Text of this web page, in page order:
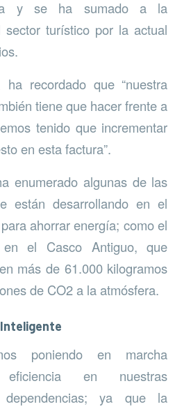
y se ha sumado a la
sector turístico por la actual
recordado que “nuestra
tiene que hacer frente a
tenido que incrementar
en esta factura”.
enumerado algunas de las
están desarrollando en el
ahorrar energía; como el
en el Casco Antiguo, que
más de 61.000 kilogramos
de CO2 a la atmósfera.
poniendo en marcha
en nuestras
dependencias; ya que la